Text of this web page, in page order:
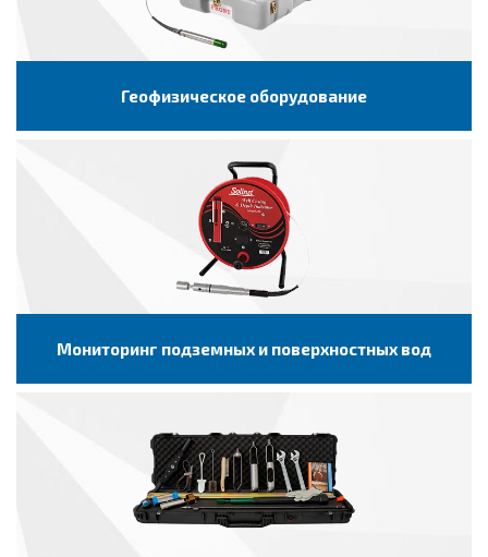
Геофизическое оборудование
Мониторинг подземных и поверхностных вод